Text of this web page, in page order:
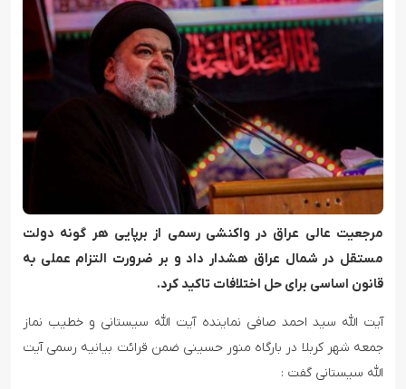
مرجعیت عالی عراق در واکنشی رسمی از برپایی هر گونه دولت
مستقل در شمال عراق هشدار داد و بر ضرورت التزام عملی به
قانون اساسی برای حل اختلافات تاکید کرد.
آیت الله سید احمد صافی نماینده آیت الله سیستانی و خطیب نماز
جمعه شهر کربلا در بارگاه منور حسینی ضمن قرائت بیانیه رسمی آیت
الله سیستانی گفت :